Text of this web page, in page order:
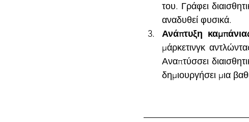
του. Γράφει
αναδυθεί φυσικά.
Ανάπτυξη
μάρκετινγκ
Αναπτύσσει
δημιουργήσει μια